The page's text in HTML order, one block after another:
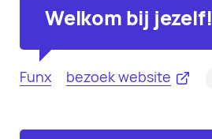
Welkom bij jezelf!
Funx bezoek website